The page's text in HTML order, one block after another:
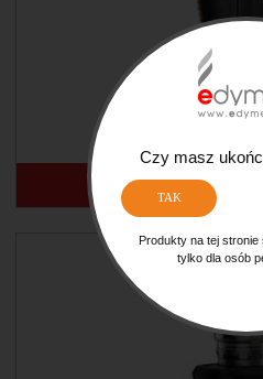
GEEKVAPE AEGIS
POWIADOM O
Czy masz
TAK
Produkty na tej
tylko dla osób